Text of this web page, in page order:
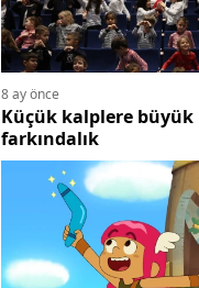
8 ay önce
Küçük kalplere büyük
farkındalık